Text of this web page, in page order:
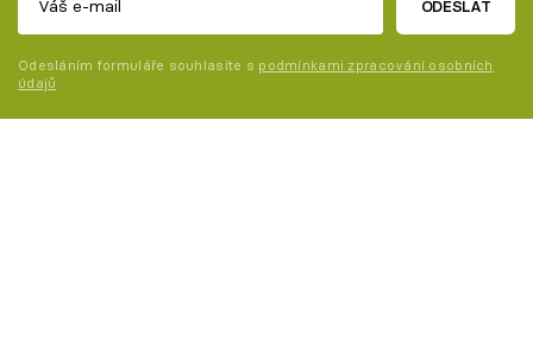
ODESLAT
Odesláním formuláře souhlasíte s podmínkami zpracování osobních
údajů